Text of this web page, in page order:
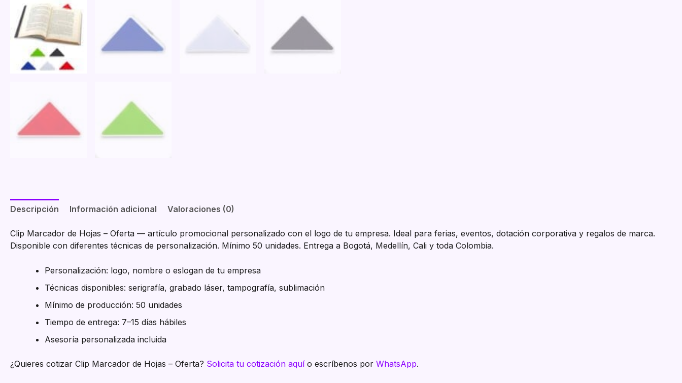
Descripción Información adicional Valoraciones (0)
Clip Marcador de Hojas – Oferta — artículo promocional personalizado con el logo de tu empresa. Ideal para ferias, eventos, dotación corporativa y regalos de marca.
Disponible con diferentes técnicas de personalización. Mínimo 50 unidades. Entrega a Bogotá, Medellín, Cali y toda Colombia.
Personalización: logo, nombre o eslogan de tu empresa
Técnicas disponibles: serigrafía, grabado láser, tampografía, sublimación
Mínimo de producción: 50 unidades
Tiempo de entrega: 7–15 días hábiles
Asesoría personalizada incluida
¿Quieres cotizar Clip Marcador de Hojas – Oferta? Solicita tu cotización aquío escríbenos por WhatsApp.